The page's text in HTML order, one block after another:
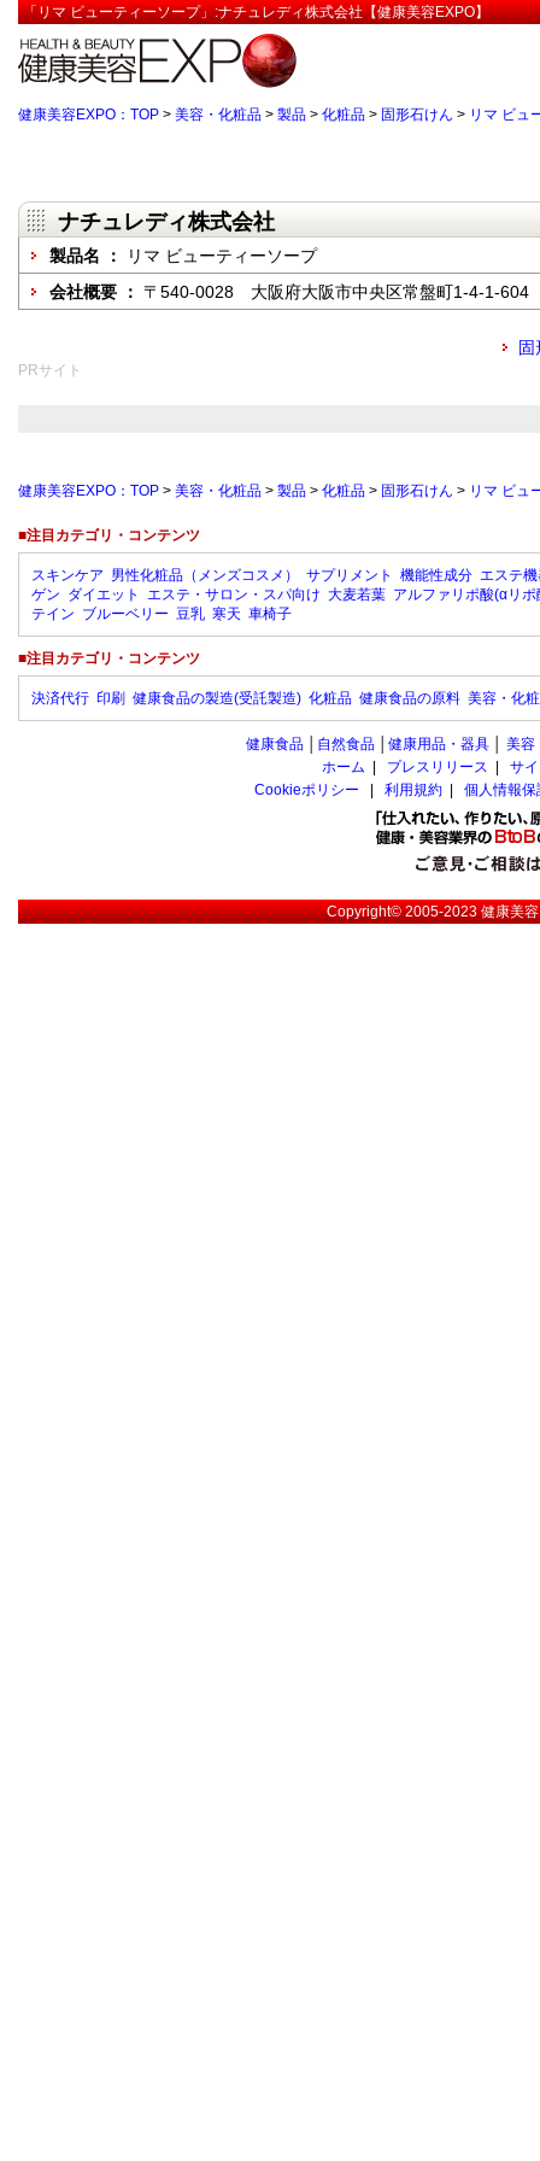
「リマ ビューティーソープ」:ナチュレディ株式会社【健康美容EXPO】
健康美容EXPO：TOP > 美容・化粧品 > 製品 > 化粧品 > 固形石けん > リマ ビュ
ナチュレディ株式会社
製品名 ：
リマ ビューティーソープ
会社概要 ： 〒540-0028 大阪府大阪市中央区常盤町1-4-1-604
固
PRサイト
健康美容EXPO：TOP > 美容・化粧品 > 製品 > 化粧品 > 固形石けん > リマ ビュ
■注目カテゴリ・コンテンツ
スキンケア 男性化粧品（メンズコスメ） サプリメント 機能性成分 エステ
ゲン ダイエット エステ・サロン・スパ向け 大麦若葉 アルファリポ酸(αリポ
テイン ブルーベリー 豆乳 寒天 車椅子
■注目カテゴリ・コンテンツ
決済代行 印刷 健康食品の製造(受託製造) 化粧品 健康食品の原料 美容・化
健康食品 自然食品 健康用品・器具 美容
ホーム
プレスリリース
サ
Cookieポリシー
利用規約 個人情報
Copyright© 2005-2023健康美